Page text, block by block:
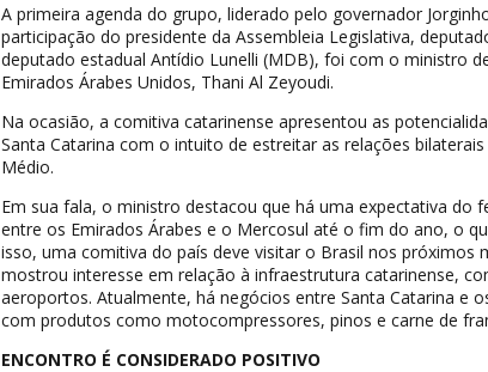
A primeira agenda do grupo, liderado pelo governador
participação do presidente da Assembleia Legislativa,
deputado estadual Antídio Lunelli (MDB), foi com o ministro
Emirados Árabes Unidos, Thani Al Zeyoudi.
Na ocasião, a comitiva catarinense apresentou as
Santa Catarina com o intuito de estreitar as relações
Médio.
Em sua fala, o ministro destacou que há uma expectativa do
entre os Emirados Árabes e o Mercosul até o fim do ano, o
isso, uma comitiva do país deve visitar o Brasil nos próximos
mostrou interesse em relação à infraestrutura catarinense,
aeroportos. Atualmente, há negócios entre Santa Catarina e
com produtos como motocompressores, pinos e carne de
ENCONTRO É CONSIDERADO POSITIVO